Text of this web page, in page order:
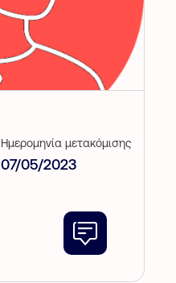
Ημερομηνία μετακόμισης
07/05/2023